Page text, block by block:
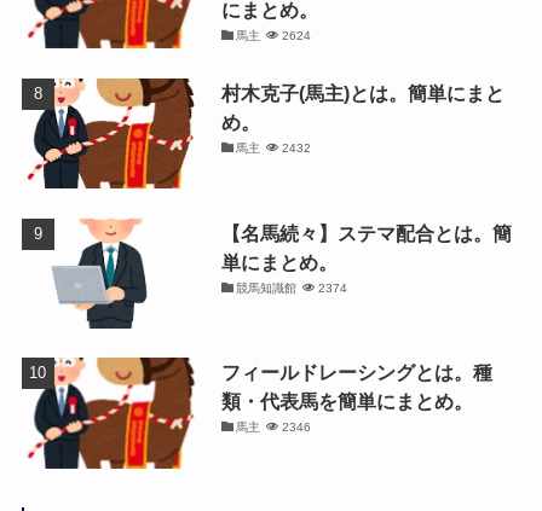
にまとめ。
馬主 2624
村木克子(馬主)とは。簡単にまと
め。
馬主 2432
【名馬続々】ステマ配合とは。簡
単にまとめ。
競馬知識館 2374
フィールドレーシングとは。種
類・代表馬を簡単にまとめ。
馬主 2346